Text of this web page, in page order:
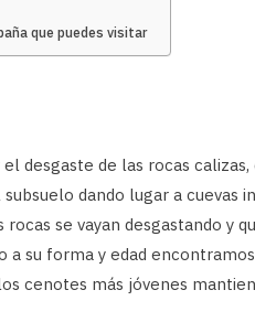
que puedes visitar
desgaste de las rocas calizas,
dando lugar a cuevas
se vayan desgastando y
a su forma y edad encontramos
cenotes más jóvenes